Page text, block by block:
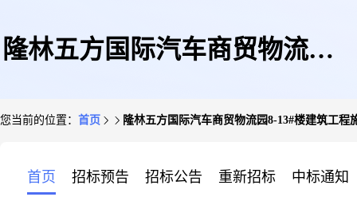
隆林五方国际汽车商贸物流园8-
您当前的位置： 首页 隆林五方国际汽车商贸物流园8-13#楼建筑工程
首页 招标预告 招标公告 重新招标 中标通知